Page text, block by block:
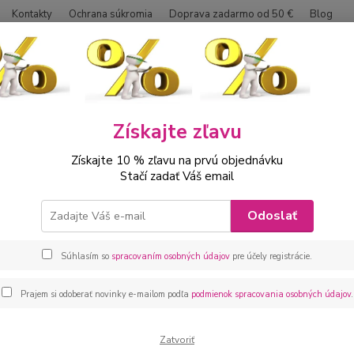
Kontakty Ochrana súkromia Doprava zadarmo od 50 € Blog
Hľadať
Kojenecká 3 dielna súprava rebrovaná béžová
3 dielna súprava
s
Získajte zľavu
Získajte 10 % zľavu na prvú objednávku
Stačí zadať Váš email
Odoslať
Súhlasím so spracovaním osobných údajov pre účely registrácie.
Prajem si odoberať novinky e-mailom podľa podmienok spracovania osobných údajov.
Zatvoriť